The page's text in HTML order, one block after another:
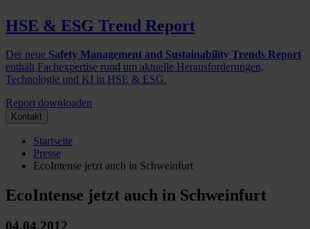
HSE & ESG Trend Report
Der neue Safety Management and Sustainability Trends Report
enthält Fachexpertise rund um aktuelle Herausforderungen,
Technologie und KI in HSE & ESG.
Report downloaden
Kontakt
Startseite
Presse
EcoIntense jetzt auch in Schweinfurt
EcoIntense jetzt auch in Schweinfurt
04.04.2012